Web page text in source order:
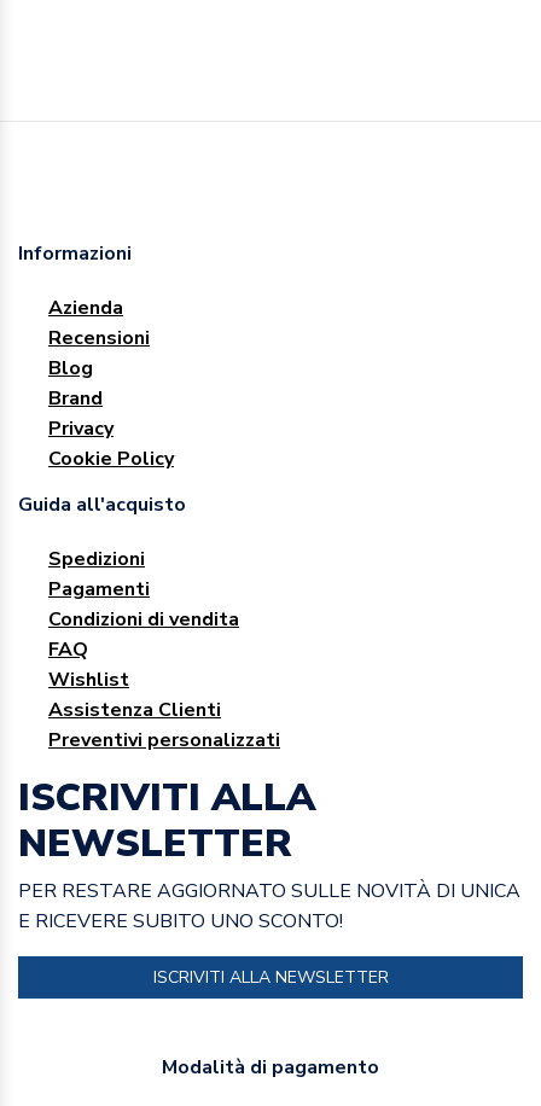
Informazioni
Azienda
Recensioni
Blog
Brand
Privacy
Cookie Policy
Guida all'acquisto
Spedizioni
Pagamenti
Condizioni di vendita
FAQ
Wishlist
Assistenza Clienti
Preventivi personalizzati
ISCRIVITI ALLA
NEWSLETTER
PER RESTARE AGGIORNATO SULLE NOVITÀ DI UNICA
E RICEVERE SUBITO UNO SCONTO!
ISCRIVITI ALLA NEWSLETTER
Modalità di pagamento